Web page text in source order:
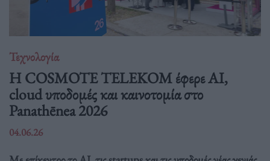
Τεχνολογία
Η COSMOTE TELEKOM έφερε AI,
cloud υποδομές και καινοτομία στο
Panathēnea 2026
04.06.26